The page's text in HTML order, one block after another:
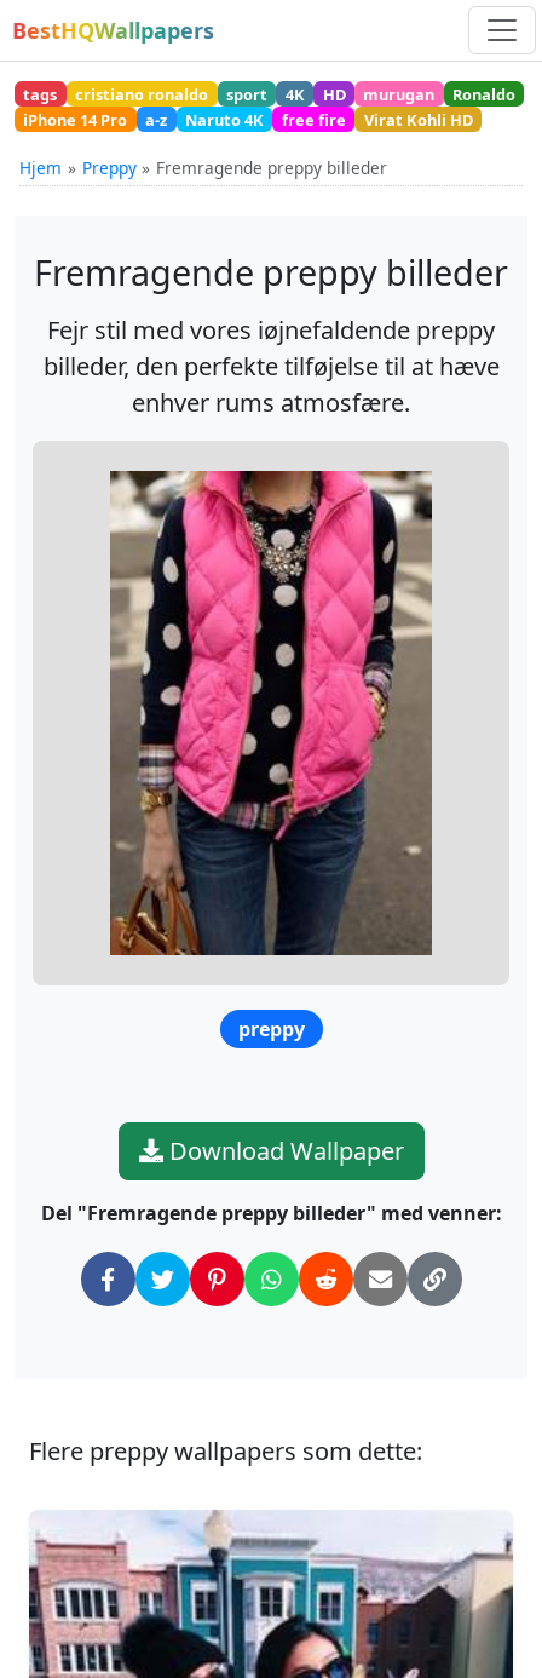
BestHQWallpapers
tags cristiano ronaldo sport 4K HD murugan
Ronaldo
iPhone 14 Pro
a-z Naruto 4K free fire Virat Kohli HD
Hjem Preppy Fremragende preppy billeder
Fremragende preppy billeder
Fejr stil med vores iøjnefaldende preppy
billeder, den perfekte tilføjelse til at hæve
enhver rums atmosfære.
preppy
Download Wallpaper
Del "Fremragende preppy billeder" med venner:
Flere preppy wallpapers som dette: